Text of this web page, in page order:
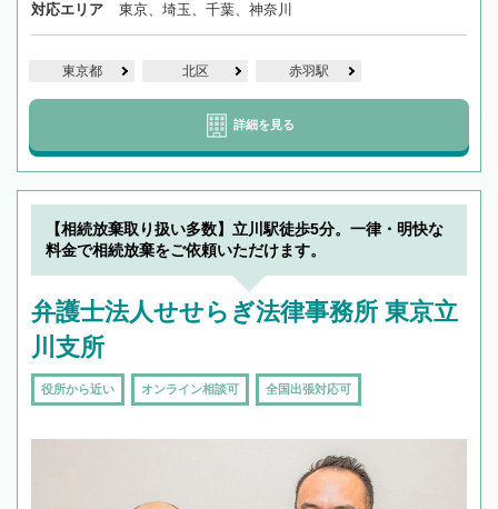
対応エリア 東京、埼玉、千葉、神奈川
東京都 北区 赤羽駅
詳細を見る
【相続放棄取り扱い多数】立川駅徒歩5分。一律・明快な
料金で相続放棄をご依頼いただけます。
弁護士法人せせらぎ法律事務所 東京立
川支所
役所から近い オンライン相談可 全国出張対応可